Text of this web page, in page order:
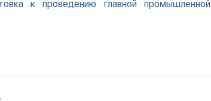
к проведению главной промышленной